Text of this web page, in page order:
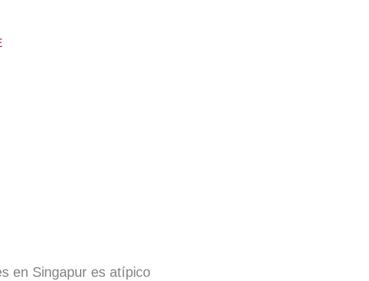
en Singapur es atípico